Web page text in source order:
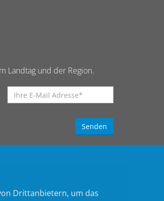
Landtag und der Region.
Drittanbietern, um das